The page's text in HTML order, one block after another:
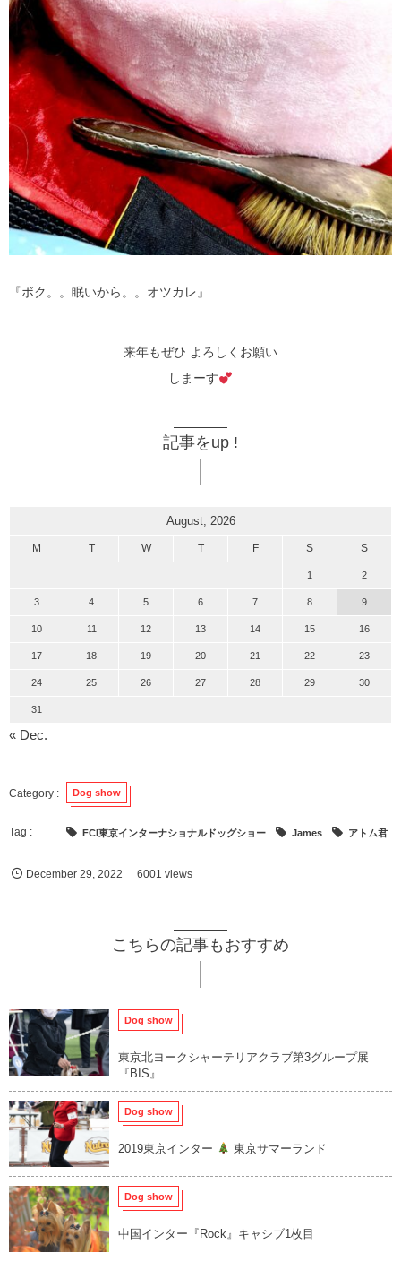
『ボク。。眠いから。。オツカレ』
来年もぜひ よろしくお願い
しまーす
記事をup !
August, 2026
M T W T F S S
1 2
3 4 5 6 7 8 9
10 11 12 13 14 15 16
17 18 19 20 21 22 23
24 25 26 27 28 29 30
31
« Dec.
Dog show
FCI東京インターナショナルドッグショー James アトム君
December 29 ,2022 6001 views
こちらの記事もおすすめ
Dog show
東京北ヨークシャーテリアクラブ第3グループ展
『BIS』
Dog show
2019東京インター 東京サマーランド
Dog show
中国インター『Rock』キャシブ1枚目